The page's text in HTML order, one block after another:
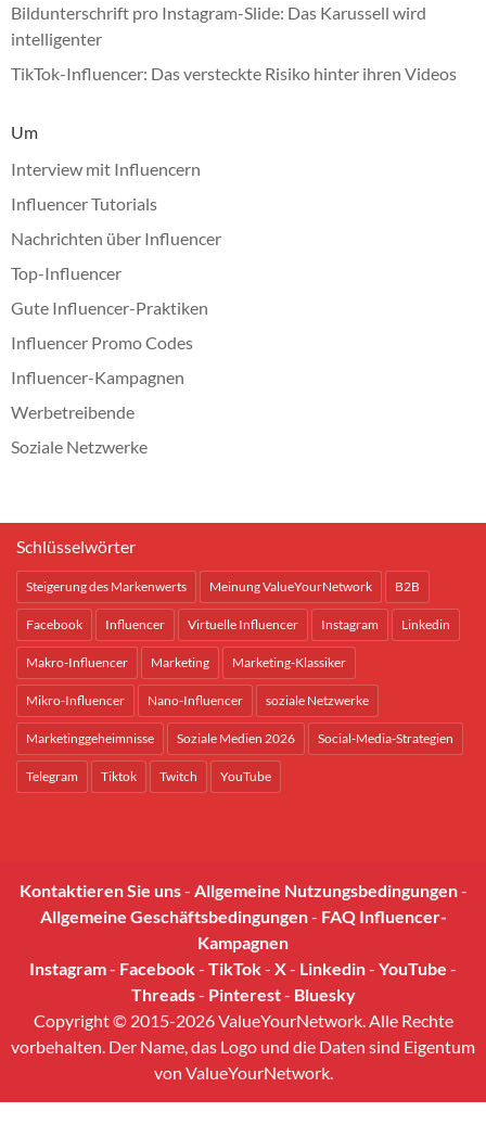
Bildunterschrift pro Instagram-Slide: Das Karussell wird
intelligenter
TikTok-Influencer: Das versteckte Risiko hinter ihren Videos
Um
Interview mit Influencern
Influencer Tutorials
Nachrichten über Influencer
Top-Influencer
Gute Influencer-Praktiken
Influencer Promo Codes
Influencer-Kampagnen
Werbetreibende
Soziale Netzwerke
Schlüsselwörter
Steigerung des Markenwerts Meinung ValueYourNetwork B2B
Facebook Influencer Virtuelle Influencer Instagram Linkedin
Makro-Influencer Marketing Marketing-Klassiker
Mikro-Influencer Nano-Influencer soziale Netzwerke
Marketinggeheimnisse Soziale Medien 2026 Social-Media-Strategien
Telegram Tiktok Twitch YouTube
Kontaktieren Sie uns- Allgemeine Nutzungsbedingungen-
Allgemeine Geschäftsbedingungen- FAQ Influencer-
Kampagnen
Instagram- Facebook- TikTok- X- Linkedin- YouTube -
Threads- Pinterest- Bluesky
Copyright © 2015-2026 ValueYourNetwork. Alle Rechte
vorbehalten. Der Name, das Logo und die Daten sind Eigentum
von ValueYourNetwork.